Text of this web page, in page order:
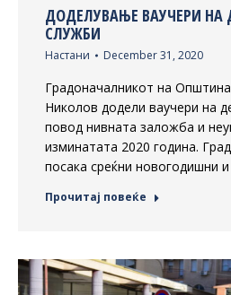
ДОДЕЛУВАЊЕ ВАУЧЕРИ НА
СЛУЖБИ
Настани December 31, 2020
Градоначалникот на
Николов додели ваучери на
повод нивната заложба и
изминатата 2020 година.
посака среќни новогодишни
Прочитај повеќе